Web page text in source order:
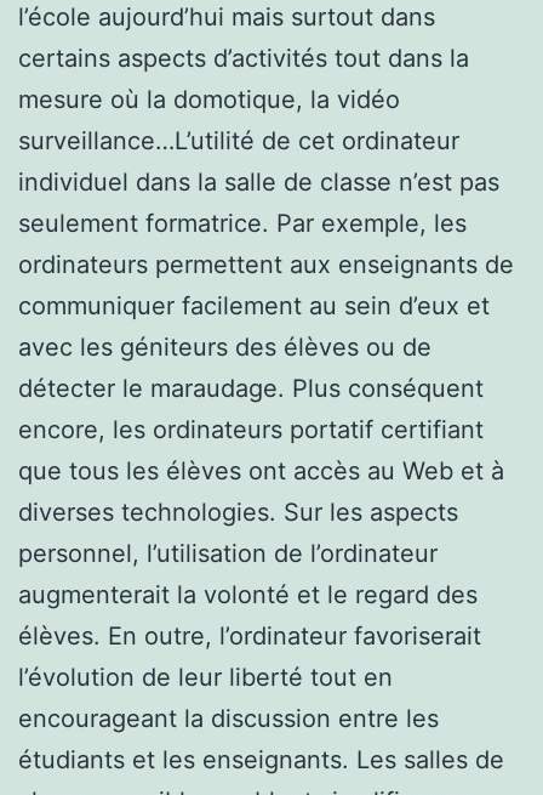
l’école aujourd’hui mais surtout dans
certains aspects d’activités tout dans la
mesure où la domotique, la vidéo
surveillance…L’utilité de cet ordinateur
individuel dans la salle de classe n’est pas
seulement formatrice. Par exemple, les
ordinateurs permettent aux enseignants de
communiquer facilement au sein d’eux et
avec les géniteurs des élèves ou de
détecter le maraudage. Plus conséquent
encore, les ordinateurs portatif certifiant
que tous les élèves ont accès au Web et à
diverses technologies. Sur les aspects
personnel, l’utilisation de l’ordinateur
augmenterait la volonté et le regard des
élèves. En outre, l’ordinateur favoriserait
l’évolution de leur liberté tout en
encourageant la discussion entre les
étudiants et les enseignants. Les salles de